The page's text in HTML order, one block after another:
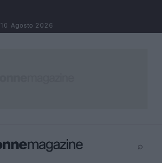
10 Agosto 2026
⌕